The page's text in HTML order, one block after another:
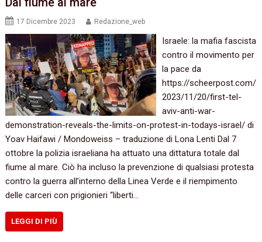
17 Dicembre 2023 Redazione_web
Israele: la mafia fascista
contro il movimento per
la pace da
https://scheerpost.com/
2023/11/20/first-tel-
aviv-anti-war-
demonstration-reveals-the-limits-on-protest-in-todays-israel/ di
Yoav Haifawi / Mondoweiss – traduzione di Lona Lenti Dal 7
ottobre la polizia israeliana ha attuato una dittatura totale dal
fiume al mare. Ciò ha incluso la prevenzione di qualsiasi protesta
contro la guerra all’interno della Linea Verde e il riempimento
delle carceri con prigionieri “liberti…
LEGGI DI PIÙ